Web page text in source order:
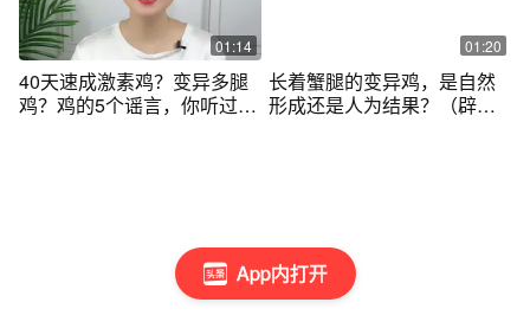
App内打开
01:14
40天速成激素鸡？变异多腿
鸡？鸡的5个谣言，你听过哪
01:20
长着蟹腿的变异鸡，是自然
形成还是人为结果？（辟